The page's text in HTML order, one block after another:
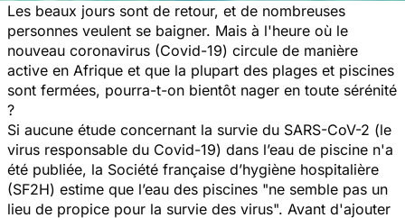
Les beaux jours sont de retour, et de nombreuses
personnes veulent se baigner. Mais à l'heure où le
nouveau coronavirus (Covid-19) circule de manière
active en Afrique et que la plupart des plages et piscines
sont fermées, pourra-t-on bientôt nager en toute sérénité
?
Si aucune étude concernant la survie du SARS-CoV-2 (le
virus responsable du Covid-19) dans l’eau de piscine n'a
été publiée, la Société française d’hygiène hospitalière
(SF2H) estime que l’eau des piscines "ne semble pas un
lieu de propice pour la survie des virus". Avant d'ajouter